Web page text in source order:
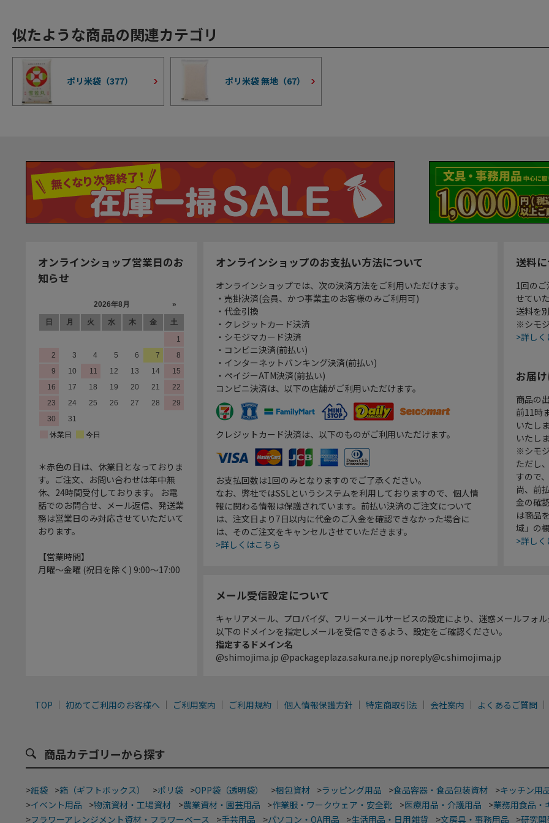
似たような商品の関連カテゴリ
ポリ米袋（377） ポリ米袋 無地（67）
オンラインショップ営業日のお
知らせ
＊赤色の日は、休業日となっておりま
す。ご注文、お問い合わせは年中無
休、24時間受付しております。 お電
話でのお問合せ、メール返信、発送業
務は営業日のみ対応させていただいて
おります。
【営業時間】
月曜～金曜 (祝日を除く) 9:00～17:00
オンラインショップのお支払い方法について
オンラインショップでは、次の決済方法をご利用いただけます。
・売掛決済(会員、かつ事業主のお客様のみご利用可)
・代金引換
・クレジットカード決済
・シモジマカード決済
・コンビニ決済(前払い)
・インターネットバンキング決済(前払い)
・ペイジーATM決済(前払い)
コンビニ決済は、以下の店舗がご利用いただけます。
クレジットカード決済は、以下のものがご利用いただけます。
お支払回数は1回のみとなりますのでご了承ください。
なお、弊社ではSSLというシステムを利用しておりますので、個人情
報に関わる情報は保護されています。前払い決済のご注文について
は、注文日より7日以内に代金のご入金を確認できなかった場合に
は、そのご注文をキャンセルさせていただきます。
>詳しくはこちら
送料
1回の
せてい
送料を
※シモ
>詳し
お届
商品の
前11時
いたし
いたし
※シモ
ただし
すので
尚、前
金の確
は商品
域」の
>詳し
メール受信設定について
キャリアメール、プロバイダ、フリーメールサービスの設定により、迷惑メールフォ
以下のドメインを指定しメールを受信できるよう、設定をご確認ください。
指定するドメイン名
@shimojima.jp @packageplaza.sakura.ne.jp noreply@c.shimojima.jp
TOP 初めてご利用のお客様へ ご利用案内 ご利用規約 個人情報保護方針 特定商取引法 会社案内 よくあるご質問
商品カテゴリーから探す
>紙袋 >箱（ギフトボックス） >ポリ袋 >OPP袋（透明袋） >梱包資材 >ラッピング用品 >食品容器・食品包装資材 >キッチン用
>イベント用品 >物流資材・工場資材 >農業資材・園芸用品 >作業服・ワークウェア・安全靴 >医療用品・介護用品 >業務用食品・
>フラワーアレンジメント資材・フラワーベース >手芸用品 >パソコン・OA用品 >生活用品・日用雑貨 >文房具・事務用品 >研究開